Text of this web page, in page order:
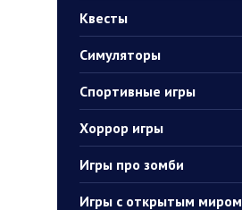
Квесты
Симуляторы
Спортивные игры
Хоррор игры
Игры про зомби
Игры с открытым миром